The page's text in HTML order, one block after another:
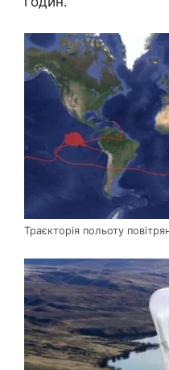
Траєкторія польоту